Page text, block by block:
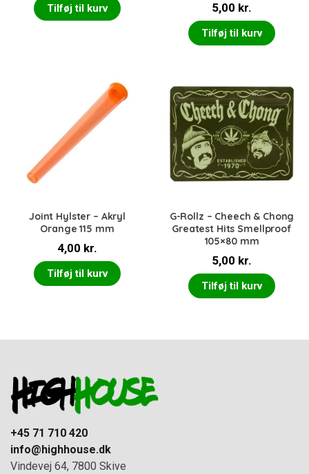
Tilføj til kurv 5,00 kr.
Tilføj til kurv
Joint Hylster – Akryl
Orange 115 mm
4,00 kr.
Tilføj til kurv
G-Rollz – Cheech & Chong
Greatest Hits Smellproof
105×80 mm
5,00 kr.
Tilføj til kurv
+45 71 710 420
info@highhouse.dk
Vindevej 64, 7800 Skive